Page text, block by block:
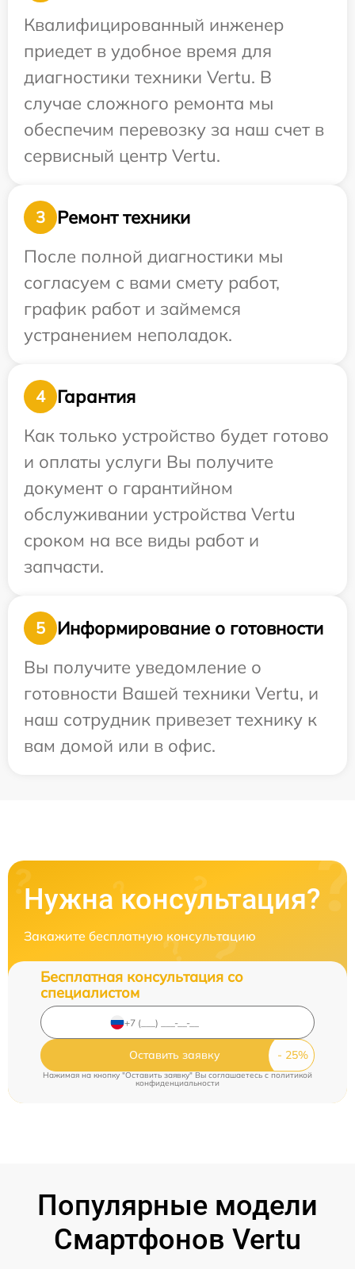
Квалифицированный инженер
приедет в удобное время для
диагностики техники Vertu. В
случае сложного ремонта мы
обеспечим перевозку за наш счет в
сервисный центр Vertu.
3
Ремонт техники
После полной диагностики мы
согласуем с вами смету работ,
график работ и займемся
устранением неполадок.
4
Гарантия
Как только устройство будет готово
и оплаты услуги Вы получите
документ о гарантийном
обслуживании устройства Vertu
сроком на все виды работ и
запчасти.
5
Информирование о готовности
Вы получите уведомление о
готовности Вашей техники Vertu, и
наш сотрудник привезет технику к
вам домой или в офис.
Нужна консультация?
Закажите бесплатную консультацию
Бесплатная консультация со
специалистом
Оставить заявку
Нажимая на кнопку "Оставить заявку" Вы соглашаетесь cполитикой
конфиденциальности
Популярные модели
Смартфонов Vertu